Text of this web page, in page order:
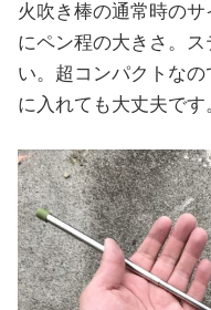
火吹き棒の通常時の
にペン程の大きさ。
い。超コンパクトな
に入れても大丈夫です